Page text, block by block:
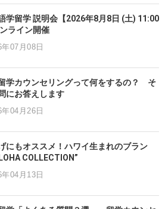
学留学 説明会【2026年8月8日 (土) 11:00
ライン開催
年07月08日
学カウンセリングって何をするの？ そ
にお答えします
年04月26日
にもオススメ！ハワイ生まれのブラン
COLLECTION”
年04月13日